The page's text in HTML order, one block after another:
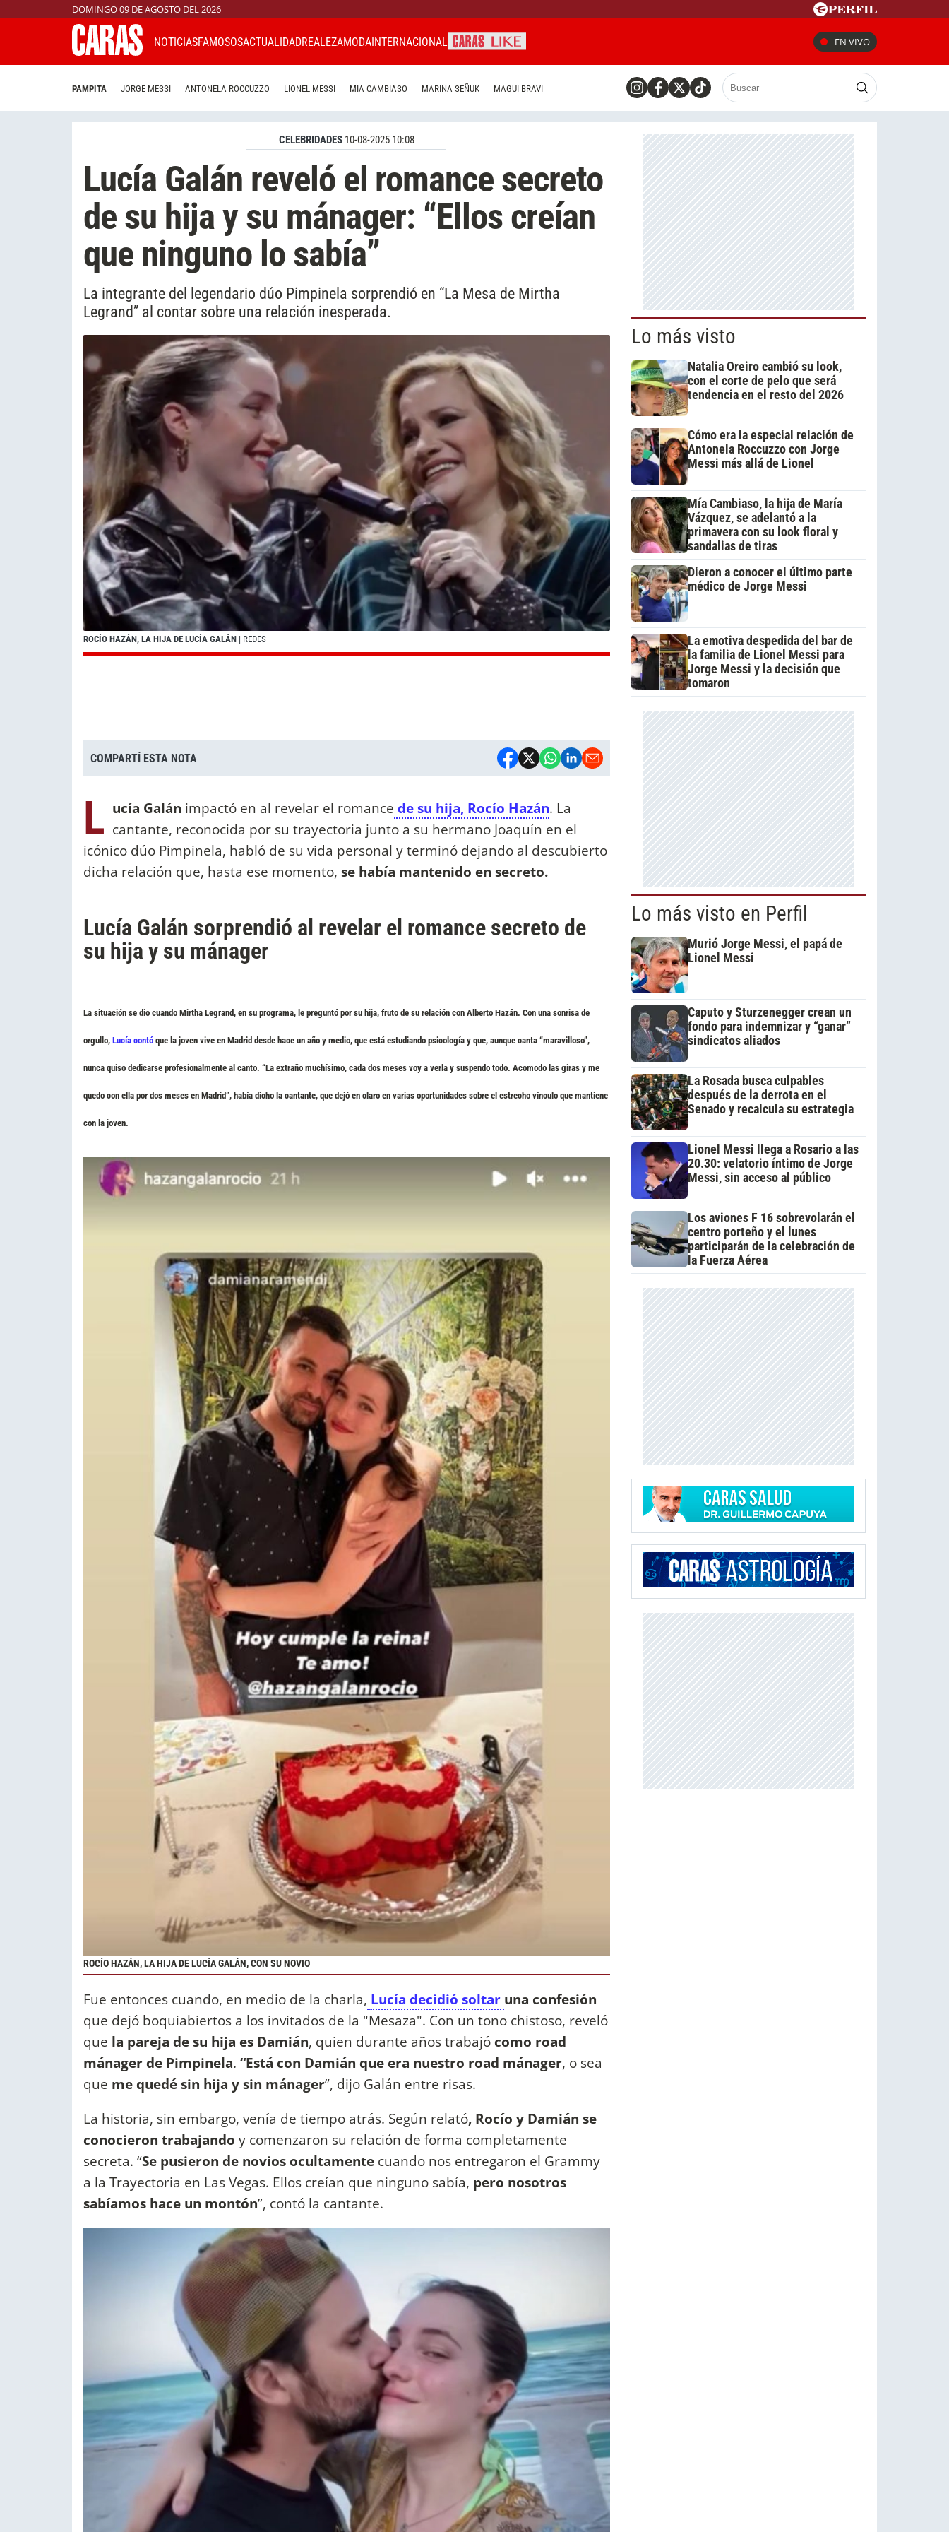
DOMINGO 09 DE AGOSTO DEL 2026
NOTICIASFAMOSOSACTUALIDADREALEZAMODAINTERNACIONAL EN VIVO
PAMPITA JORGE MESSI ANTONELA ROCCUZZO LIONEL MESSI MIA CAMBIASO MARINA SEÑUK MAGUI BRAVI
CELEBRIDADES 10-08-2025 10:08
Lucía Galán reveló el romance secreto
de su hija y su mánager: “Ellos creían
que ninguno lo sabía”
La integrante del legendario dúo Pimpinela sorprendió en “La Mesa de Mirtha
Legrand” al contar sobre una relación inesperada.
ROCÍO HAZÁN, LA HIJA DE LUCÍA GALÁN | REDES
COMPARTÍ ESTA NOTA
L ucía Galán impactó en al revelar el romance de su hija, Rocío Hazán. La
cantante, reconocida por su trayectoria junto a su hermano Joaquín en el
icónico dúo Pimpinela, habló de su vida personal y terminó dejando al descubierto
dicha relación que, hasta ese momento, se había mantenido en secreto.
Lucía Galán sorprendió al revelar el romance secreto de
su hija y su mánager
La situación se dio cuando Mirtha Legrand, en su programa, le preguntó por su hija, fruto de su relación con Alberto Hazán. Con una sonrisa de
orgullo, Lucía contó que la joven vive en Madrid desde hace un año y medio, que está estudiando psicología y que, aunque canta “maravilloso”,
nunca quiso dedicarse profesionalmente al canto. “La extraño muchísimo, cada dos meses voy a verla y suspendo todo. Acomodo las giras y me
quedo con ella por dos meses en Madrid”, había dicho la cantante, que dejó en claro en varias oportunidades sobre el estrecho vínculo que mantiene
con la joven.
ROCÍO HAZÁN, LA HIJA DE LUCÍA GALÁN, CON SU NOVIO
Fue entonces cuando, en medio de la charla, Lucía decidió soltar una confesión
que dejó boquiabiertos a los invitados de la "Mesaza". Con un tono chistoso, reveló
que la pareja de su hija es Damián, quien durante años trabajó como road
mánager de Pimpinela. “Está con Damián que era nuestro road mánager, o sea
que me quedé sin hija y sin mánager”, dijo Galán entre risas.
La historia, sin embargo, venía de tiempo atrás. Según relató, Rocío y Damián se
conocieron trabajando y comenzaron su relación de forma completamente
secreta. “Se pusieron de novios ocultamente cuando nos entregaron el Grammy
a la Trayectoria en Las Vegas. Ellos creían que ninguno sabía, pero nosotros
sabíamos hace un montón”, contó la cantante.
Lo más visto
Natalia Oreiro cambió su look,
con el corte de pelo que será
tendencia en el resto del 2026
Cómo era la especial relación de
Antonela Roccuzzo con Jorge
Messi más allá de Lionel
Mía Cambiaso, la hija de María
Vázquez, se adelantó a la
primavera con su look floral y
sandalias de tiras
Dieron a conocer el último parte
médico de Jorge Messi
La emotiva despedida del bar de
la familia de Lionel Messi para
Jorge Messi y la decisión que
tomaron
Lo más visto en Perfil
Murió Jorge Messi, el papá de
Lionel Messi
Caputo y Sturzenegger crean un
fondo para indemnizar y “ganar”
sindicatos aliados
La Rosada busca culpables
después de la derrota en el
Senado y recalcula su estrategia
Lionel Messi llega a Rosario a las
20.30: velatorio íntimo de Jorge
Messi, sin acceso al público
Los aviones F 16 sobrevolarán el
centro porteño y el lunes
participarán de la celebración de
la Fuerza Aérea